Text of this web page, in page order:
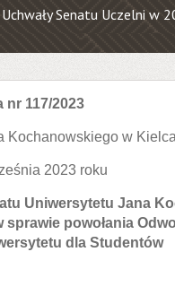
Uchwały Senatu Uczelni w
nr 117/2023
Kochanowskiego w
2023 roku
Uniwersytetu Jana
powołania
dla Studentów